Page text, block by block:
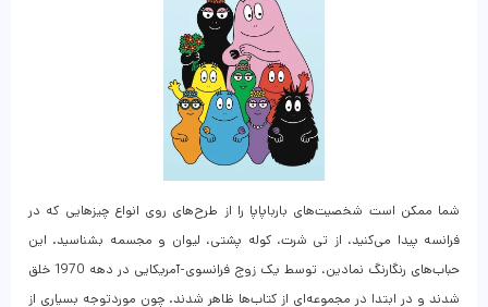
شما ممکن است شخصیت‌های بارباپاپا را از طرح‌های روی انواع چیزهایی که در
فرانسه پیدا می‌کنید، از تی شرت، کوله پشتی، لیوان و مجسمه بشناسید. این
حباب‌های رنگارنگ نمادین، توسط یک زوج فرانسوی-آمریکایی در دهه 1970 خلق
شدند و در ابتدا در مجموعه‌ای از کتاب‌ها ظاهر شدند. چون موردتوجه بسیاری از